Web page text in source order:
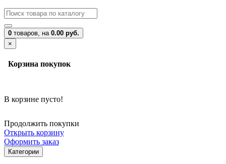
0 товаров, на 0.00 руб.
×
Корзина покупок
В корзине пусто!
Продолжить покупки
Открыть корзину
Оформить заказ
Категории